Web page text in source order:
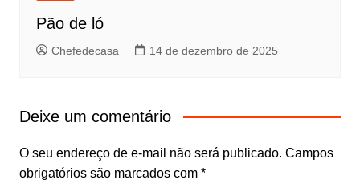
Pão de ló
Chefedecasa 14 de dezembro de 2025
Deixe um comentário
O seu endereço de e-mail não será publicado. Campos
obrigatórios são marcados com *